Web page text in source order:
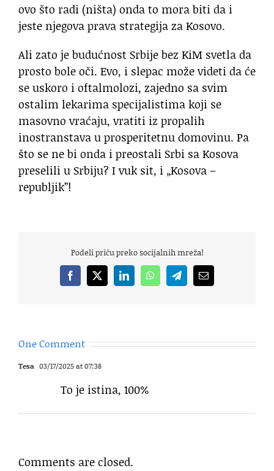
ovo što radi (ništa) onda to mora biti da i
jeste njegova prava strategija za Kosovo.
Ali zato je budućnost Srbije bez KiM svetla da
prosto bole oči. Evo, i slepac može videti da će
se uskoro i oftalmolozi, zajedno sa svim
ostalim lekarima specijalistima koji se
masovno vraćaju, vratiti iz propalih
inostranstava u prosperitetnu domovinu. Pa
što se ne bi onda i preostali Srbi sa Kosova
preselili u Srbiju? I vuk sit, i „Kosova –
republjik”!
Podeli priču preko socijalnih mreža!
Facebook
X LinkedInWhatsAppTelegramEmail
One Comment
Tesa 03/17/2025 at 07:38
To je istina, 100%
Comments are closed.